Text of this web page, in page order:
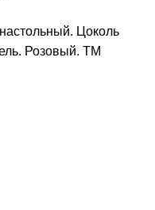
Цоколь
Розовый. ТМ